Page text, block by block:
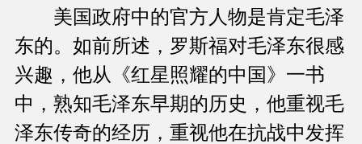
美国政府中的官方人物是肯定毛泽
东的。如前所述，罗斯福对毛泽东很感
兴趣，他从《红星照耀的中国》一书
中，熟知毛泽东早期的历史，他重视毛
泽东传奇的经历，重视他在抗战中发挥